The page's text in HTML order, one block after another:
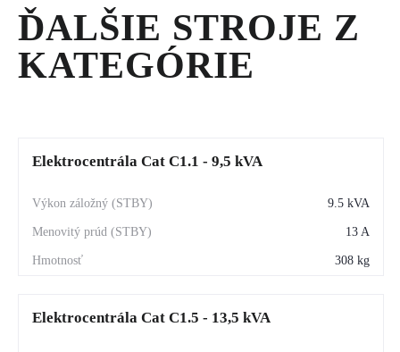
by výpadok spôsobil materiálne škody alebo ohrozenie zdravia.
ĎALŠIE STROJE Z
KATEGÓRIE
Elektrocentrála Cat C1.1 - 9,5 kVA
9.5 kVA
13 A
308 kg
Elektrocentrála Cat C1.5 - 13,5 kVA